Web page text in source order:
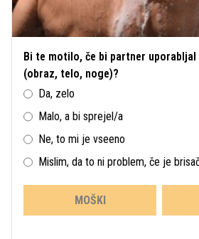
Bi te motilo, če bi partner uporabljal
(obraz, telo, noge)?
Da, zelo
Malo, a bi sprejel/a
Ne, to mi je vseeno
Mislim, da to ni problem, če je
MOŠKI